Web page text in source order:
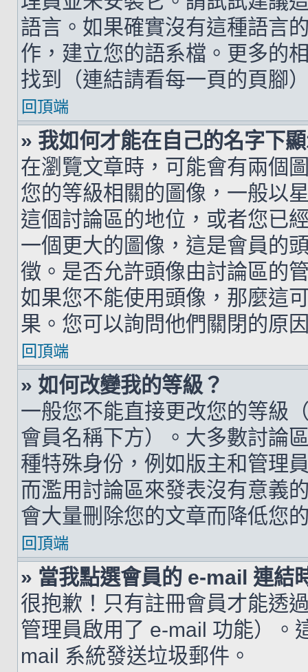
語言。如果確實沒有這種語言
作，建立您的語系檔。更多的
找到（連結請看每一頁的頁腳
回頂端
» 我如何才能在自己的名字下
在瀏覽文章時，可能會有兩個
您的等級相關的圖像，一般以
這個討論區的地位，或者您已
一個更大的圖像，這是會員的
徵。是否允許頭像由討論區的
如果您不能使用頭像，那麼這
果。您可以詢問他們關閉的原
回頂端
» 如何改變我的等級？
一般您不能直接更改您的等級
會員名稱下方）。大多數討論
種特殊身份，例如版主和管理
而濫用討論區來發表沒有意義
會大量刪除您的文章而降低您
回頂端
» 當我點選會員的 e-mail 連結
很抱歉！只有註冊會員才能透
管理員啟用了 e-mail 功能）。
mail 系統發送垃圾郵件。